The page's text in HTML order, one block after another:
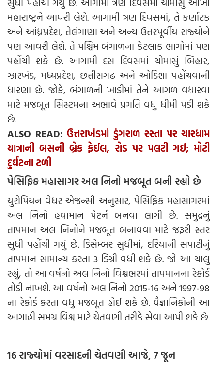
મહારાષ્ટ્રને આવરી લેશે. આગામી ત્રણ દિવસમાં, તે કર્ણાટક
અને આંધ્રપ્રદેશ, તેલંગાણા અને અન્ય ઉત્તરપૂર્વીય રાજ્યોને
પણ આવરી લેશે. તે પશ્ચિમ બંગાળના કેટલાક ભાગોમાં પણ
પહોંચી શકે છે. આગામી દસ દિવસમાં ચોમાસું બિહાર,
ઝારખંડ, મધ્યપ્રદેશ, છત્તીસગઢ અને ઓડિશા પહોંચવાની
ધારણા છે. જોકે, બંગાળની ખાડીમાં તેને આગળ વધારવા
માટે મજબૂત સિસ્ટમના અભાવે પ્રગતિ વધુ ધીમી પડી શકે
છે.
ALSO READ: ઉત્તરાખંડમાં ડુંગરાળ રસ્તા પર ચારધામ
યાત્રાની બસની બ્રેક ફેઈલ, રોડ પર પલટી ગઈ; મોટી
દુર્ઘટના ટળી
પેસિફિક મહાસાગર અલ નિનો મજબૂત બની રહ્યો છે
યુરોપિયન વેધર એજન્સી અનુસાર, પેસિફિક મહાસાગરમાં
અલ નિનો હવામાન પેટર્ન બનવા લાગી છે. સમુદ્રનું
તાપમાન અલ નિનોને મજબૂત બનાવવા માટે જરૂરી સ્તર
સુધી પહોંચી ગયું છે. ડિસેમ્બર સુધીમાં, દરિયાની સપાટીનું
તાપમાન સામાન્ય કરતા 3 ડિગ્રી વધી શકે છે. જો આ ચાલુ
રહ્યું, તો આ વર્ષનો અલ નિનો વિશ્વભરમાં તાપમાનના રેકોર્ડ
તોડી નાખશે. આ વર્ષનો અલ નિનો 2015-16 અને 1997-98
ના રેકોર્ડ કરતા વધુ મજબૂત હોઈ શકે છે. વૈજ્ઞાનિકોની આ
આગાહી સમગ્ર વિશ્વ માટે ચેતવણી તરીકે સેવા આપી શકે છે.
16 રાજ્યોમાં વરસાદની ચેતવણી આજે, 7 જૂન